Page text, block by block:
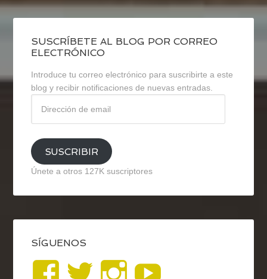
SUSCRÍBETE AL BLOG POR CORREO
ELECTRÓNICO
Introduce tu correo electrónico para suscribirte a este
blog y recibir notificaciones de nuevas entradas.
email
SUSCRIBIR
Únete a otros 127K suscriptores
SÍGUENOS
VerVerVer